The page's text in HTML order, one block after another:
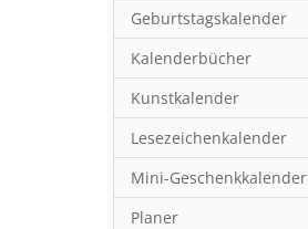
Geburtstagskalender
Kalenderbücher
Kunstkalender
Lesezeichenkalender
Mini-Geschenkkalender
Planer